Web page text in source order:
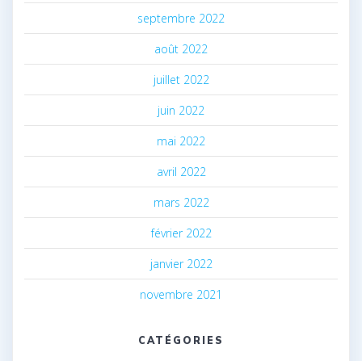
septembre 2022
août 2022
juillet 2022
juin 2022
mai 2022
avril 2022
mars 2022
février 2022
janvier 2022
novembre 2021
CATÉGORIES